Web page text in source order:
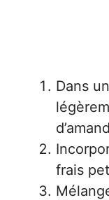
Dans
frais